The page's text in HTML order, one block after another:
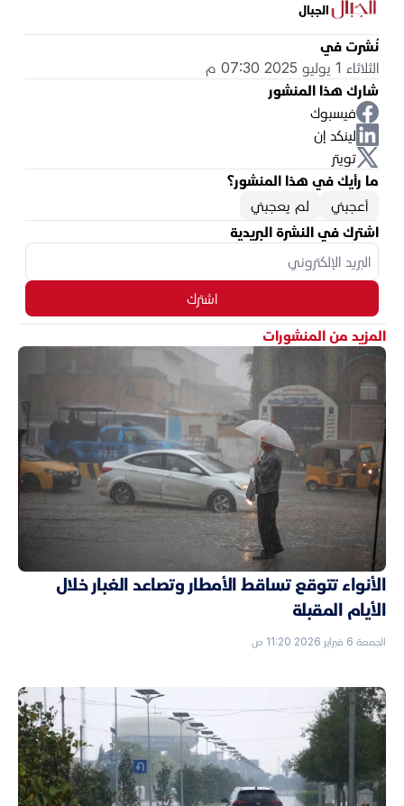
الجبال
نُشرت في
الثلاثاء 1 يوليو 2025 07:30 م
شارك هذا المنشور
فيسبوك
لينكد إن
تويتر
ما رأيك في هذا المنشور؟
أعجبني
لم يعجبني
اشترك في النشرة البريدية
اشترك
المزيد من المنشورات
الأنواء تتوقع تساقط الأمطار وتصاعد الغبار خلال
الأيام المقبلة
الجمعة 6 فبراير 2026 11:20 ص